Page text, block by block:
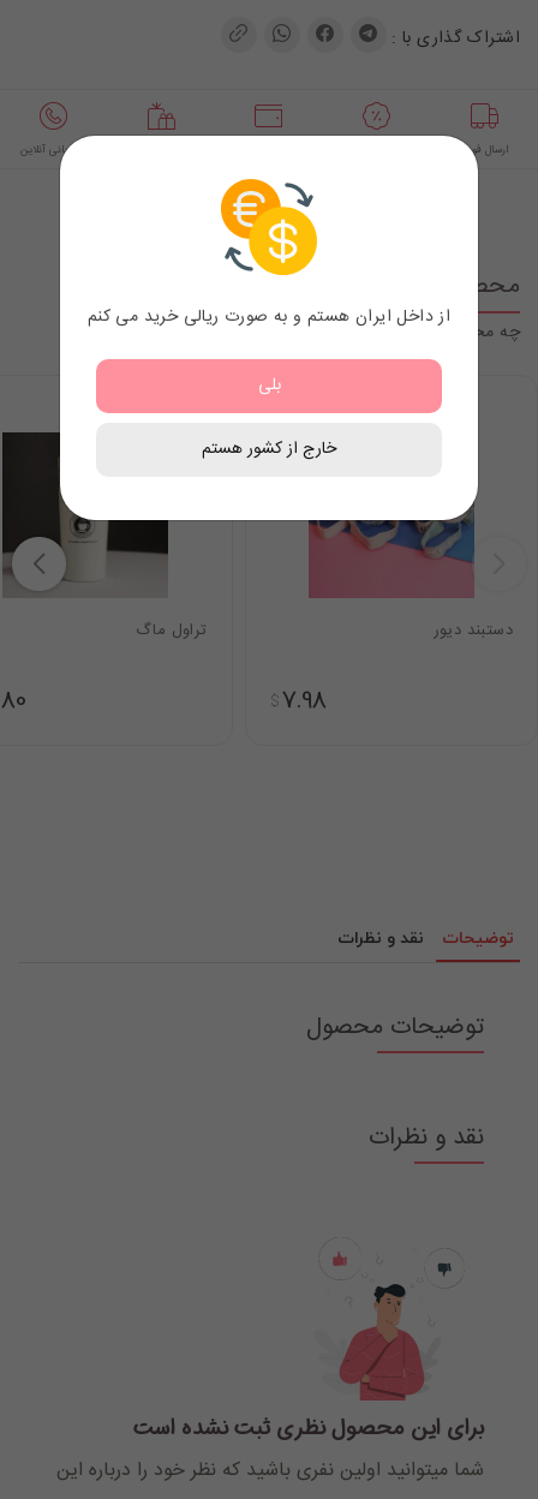
اشتراک گذاری با :
ارسال فوری پشتیبانی آنلاین
محصولات مرتبط
چه محصولاتی با این محصول در یک گروه قرار میگیرند
دستبند دیور
$7.98
تراول ماگ
توضیحات نقد و نظرات
توضیحات محصول
نقد و نظرات
برای این محصول نظری ثبت نشده است
شما میتوانید اولین نفری باشید که نظر خود را درباره این
از داخل ایران هستم و به صورت ریالی خرید می کنم
بلی
خارج از کشور هستم